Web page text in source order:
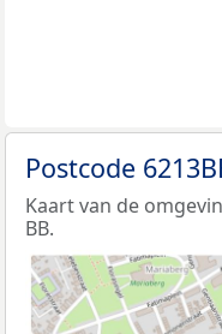
Postcode
Kaart van de
BB.